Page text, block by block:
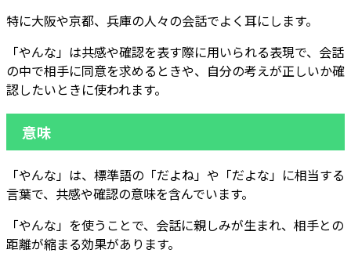
特に大阪や京都、兵庫の人々の会話でよく耳にします。
「やんな」は共感や確認を表す際に用いられる表現で、会話
の中で相手に同意を求めるときや、自分の考えが正しいか確
認したいときに使われます。
意味
「やんな」は、標準語の「だよね」や「だよな」に相当する
言葉で、共感や確認の意味を含んでいます。
「やんな」を使うことで、会話に親しみが生まれ、相手との
距離が縮まる効果があります。